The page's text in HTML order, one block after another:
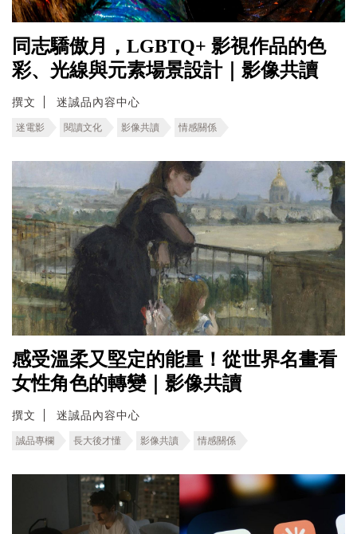
同志驕傲月，LGBTQ+ 影視作品的色
彩、光線與元素場景設計｜影像共讀
撰文 迷誠品內容中心
迷電影 閱讀文化 影像共讀 情感關係
感受溫柔又堅定的能量！從世界名畫看
女性角色的轉變｜影像共讀
撰文 迷誠品內容中心
誠品專欄 長大後才懂 影像共讀 情感關係